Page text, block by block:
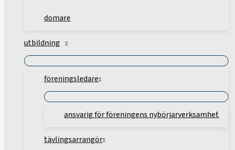
domare
utbildning
föreningsledare
ansvarig för föreningens nybörjarverksamhet
tävlingsarrangör